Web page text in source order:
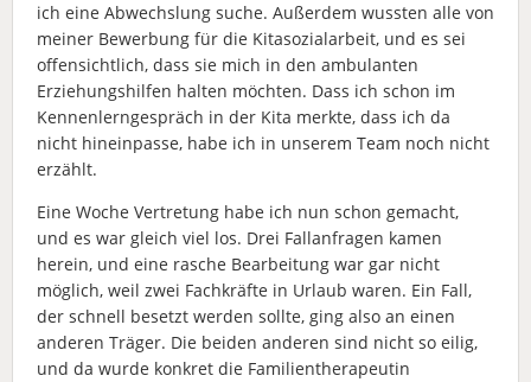
ich eine Abwechslung suche. Außerdem wussten alle von
meiner Bewerbung für die Kitasozialarbeit, und es sei
offensichtlich, dass sie mich in den ambulanten
Erziehungshilfen halten möchten. Dass ich schon im
Kennenlerngespräch in der Kita merkte, dass ich da
nicht hineinpasse, habe ich in unserem Team noch nicht
erzählt.
Eine Woche Vertretung habe ich nun schon gemacht,
und es war gleich viel los. Drei Fallanfragen kamen
herein, und eine rasche Bearbeitung war gar nicht
möglich, weil zwei Fachkräfte in Urlaub waren. Ein Fall,
der schnell besetzt werden sollte, ging also an einen
anderen Träger. Die beiden anderen sind nicht so eilig,
und da wurde konkret die Familientherapeutin